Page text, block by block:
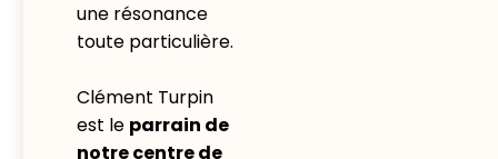
une résonance
toute particulière.
Clément Turpin
est le parrain de
notre centre de